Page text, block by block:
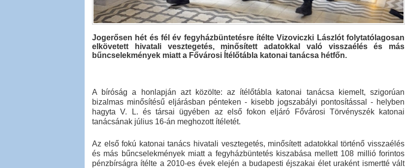
Jogerősen hét és fél év fegyházbüntetésre ítélte Vizoviczki Lászlót folytatólagosan
elkövetett hivatali vesztegetés, minősített adatokkal való visszaélés és más
bűncselekmények miatt a Fővárosi Ítélőtábla katonai tanácsa hétfőn.
A bíróság a honlapján azt közölte: az ítélőtábla katonai tanácsa kiemelt, szigorúan
bizalmas minősítésű eljárásban pénteken - kisebb jogszabályi pontosítással - helyben
hagyta V. L. és társai ügyében az első fokon eljáró Fővárosi Törvényszék katonai
tanácsának július 16-án meghozott ítéletét.
Az első fokú katonai tanács hivatali vesztegetés, minősített adatokkal történő visszaélés
és más bűncselekmények miatt a fegyházbüntetés kiszabása mellett 108 millió forintos
pénzbírságra ítélte a 2010-es évek elején a budapesti éjszakai élet uraként ismertté vált